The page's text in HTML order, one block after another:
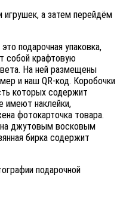
игрушек, а затем перейдём
подарочная упаковка,
собой крафтовую
На ней размещены
и наш QR-код. Коробочки
которых содержит
имеют наклейки,
фотокарточка товара.
джутовым восковым
бирка содержит
подарочной